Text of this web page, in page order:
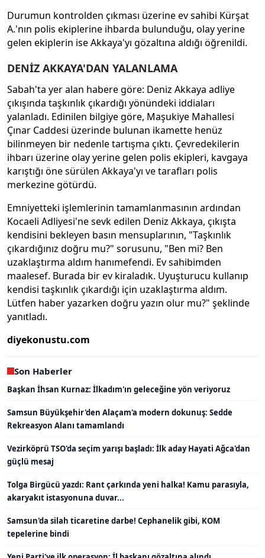
Durumun kontrolden çıkması üzerine ev sahibi Kürşat
A.'nın polis ekiplerine ihbarda bulunduğu, olay yerine
gelen ekiplerin ise Akkaya'yı gözaltına aldığı öğrenildi.
DENİZ AKKAYA'DAN YALANLAMA
Sabah'ta yer alan habere göre: Deniz Akkaya adliye
çıkışında taşkınlık çıkardığı yönündeki iddiaları
yalanladı. Edinilen bilgiye göre, Maşukiye Mahallesi
Çınar Caddesi üzerinde bulunan ikamette henüz
bilinmeyen bir nedenle tartışma çıktı. Çevredekilerin
ihbarı üzerine olay yerine gelen polis ekipleri, kavgaya
karıştığı öne sürülen Akkaya'yı ve tarafları polis
merkezine götürdü.
Emniyetteki işlemlerinin tamamlanmasının ardından
Kocaeli Adliyesi'ne sevk edilen Deniz Akkaya, çıkışta
kendisini bekleyen basın mensuplarının, "Taşkınlık
çıkardığınız doğru mu?" sorusunu, "Ben mi? Ben
uzaklaştırma aldım hanımefendi. Ev sahibimden
maalesef. Burada bir ev kiraladık. Uyuşturucu kullanıp
kendisi taşkınlık çıkardığı için uzaklaştırma aldım.
Lütfen haber yazarken doğru yazın olur mu?" şeklinde
yanıtladı.
diyekonustu.com
Son Haberler
Başkan İhsan Kurnaz: İlkadım'ın geleceğine yön veriyoruz
Samsun Büyükşehir'den Alaçam'a modern dokunuş: Sedde
Rekreasyon Alanı tamamlandı
Vezirköprü TSO'da seçim yarışı başladı: İlk aday Hayati Ağca'dan
güçlü mesaj
Tolga Birgücü yazdı: Rant çarkında yeni halka! Kamu parasıyla,
akaryakıt istasyonuna duvar...
Samsun'da silah ticaretine darbe! Cephanelik gibi, KOM
tepelerine bindi